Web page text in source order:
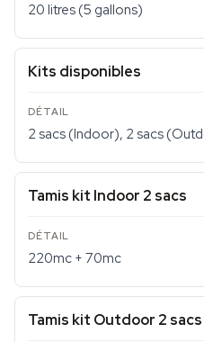
20 litres (5 gallons)
Kits disponibles
2 sacs (Indoor), 2 sacs
Tamis kit Indoor 2 sacs
220mc + 70mc
Tamis kit Outdoor 2 sacs